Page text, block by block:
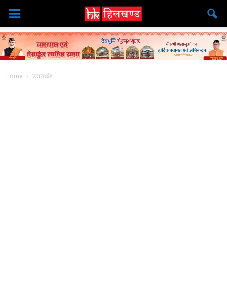
Home उत्तराखंड